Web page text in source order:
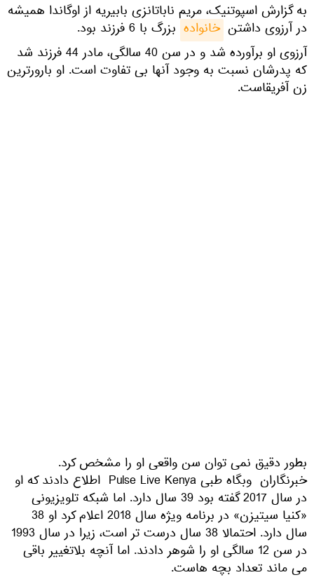
به گزارش اسپوتنیک، مریم ناباتانزی بابیریه از اوگاندا همیشه
در آرزوی داشتن خانواده بزرگ با 6 فرزند بود.
آرزوی او برآورده شد و در سن 40 سالگی، مادر 44 فرزند شد
که پدرشان نسبت به وجود آنها بی تفاوت است. او بارورترین
زن آفریقاست.
بطور دقیق نمی توان سن واقعی او را مشخص کرد.
خبرنگاران وبگاه طبی Pulse Live Kenya اطلاع دادند که او
در سال 2017 گفته بود 39 سال دارد. اما شبکه تلویزیونی
«کنیا سیتیزن» در برنامه ویژه سال 2018 اعلام کرد او 38
سال دارد. احتمالا 38 سال درست تر است، زیرا در سال 1993
در سن 12 سالگی او را شوهر دادند. اما آنچه بلاتغییر باقی
می ماند تعداد بچه هاست.